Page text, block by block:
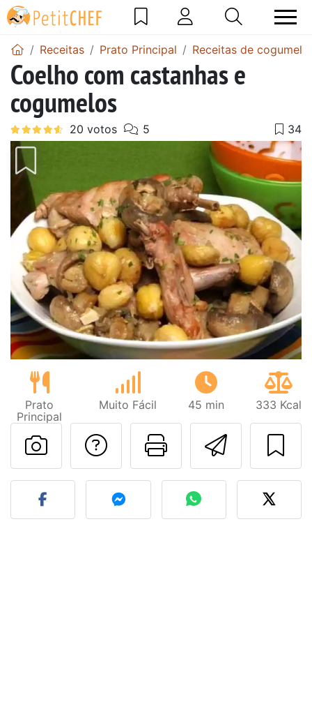
Receitas Prato Principal Receitas de
Coelho com castanhas e
cogumelos
Prato
Principal
Muito Fácil 45 min 333 Kcal
Imprima
Falar com o autor
Fez esta receita?